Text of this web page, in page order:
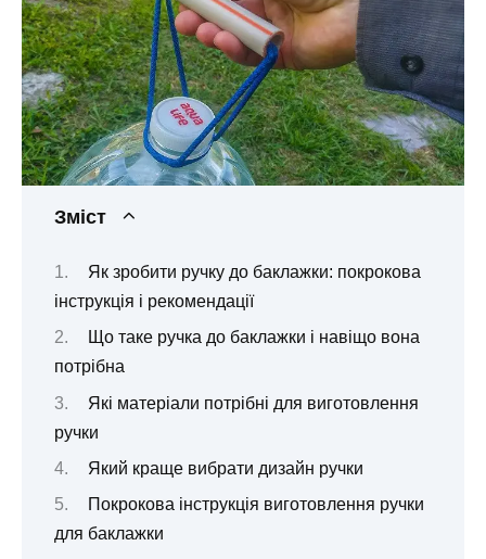
Зміст
Як зробити ручку до баклажки: покрокова
інструкція і рекомендації
Що таке ручка до баклажки і навіщо вона
потрібна
Які матеріали потрібні для виготовлення
ручки
Який краще вибрати дизайн ручки
Покрокова інструкція виготовлення ручки
для баклажки